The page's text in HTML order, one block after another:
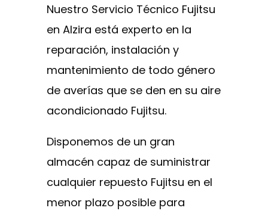
Nuestro Servicio Técnico Fujitsu
en Alzira está experto en la
reparación, instalación y
mantenimiento de todo género
de averías que se den en su aire
acondicionado Fujitsu.
Disponemos de un gran
almacén capaz de suministrar
cualquier repuesto Fujitsu en el
menor plazo posible para